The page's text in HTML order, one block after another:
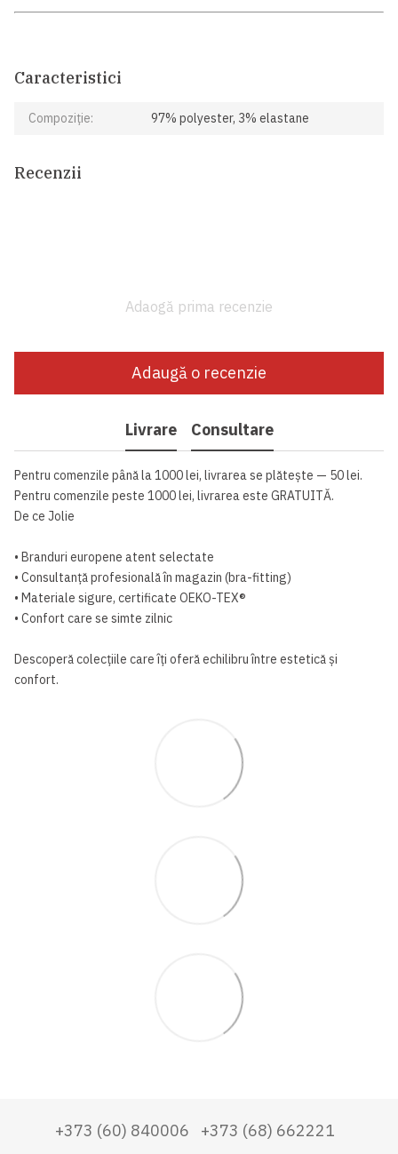
Caracteristici
Compoziție: 97% polyester, 3% elastane
Recenzii
Adaogă prima recenzie
Adaugă o recenzie
Livrare Consultare
Pentru comenzile până la 1000 lei, livrarea se plătește — 50 lei.
Pentru comenzile peste 1000 lei, livrarea este GRATUITĂ.
De ce Jolie
• Branduri europene atent selectate
• Consultanță profesională în magazin (bra-fitting)
• Materiale sigure, certificate OEKO-TEX®
• Confort care se simte zilnic
Descoperă colecțiile care îți oferă echilibru între estetică și
confort.
+373 (60) 840006 +373 (68) 662221